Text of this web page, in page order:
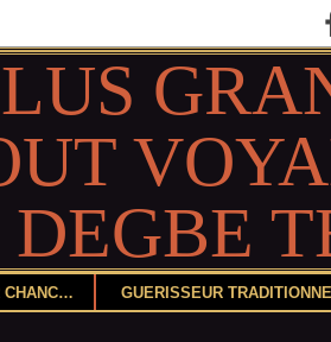
DEVENIR CHANCEUX